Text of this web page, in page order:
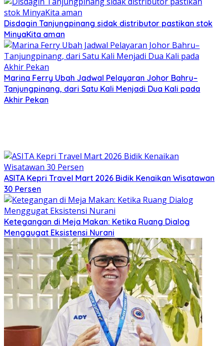
Disdagin Tanjungpinang sidak distributor pastikan stok
MinyaKita aman
Marina Ferry Ubah Jadwal Pelayaran Johor Bahru–
Tanjungpinang, dari Satu Kali Menjadi Dua Kali pada
Akhir Pekan
ASITA Kepri Travel Mart 2026 Bidik Kenaikan Wisatawan
30 Persen
Ketegangan di Meja Makan: Ketika Ruang Dialog
Menggugat Eksistensi Nurani